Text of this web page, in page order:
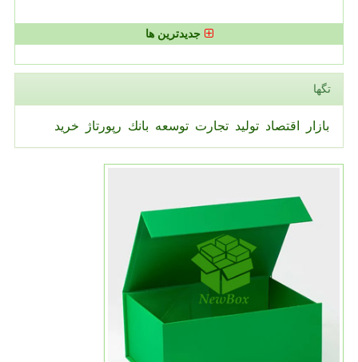
جدیدترین ها
تگها
بازار اقتصاد تولید تجارت توسعه بانك رپورتاژ خرید